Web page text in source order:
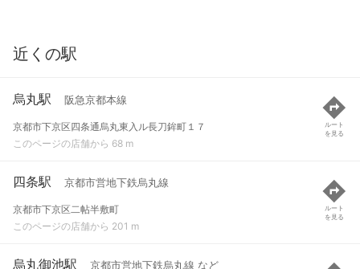
近くの駅
烏丸駅 阪急京都本線
京都市下京区四条通烏丸東入ル長刀鉾町１７
このページの店舗から 68 m
ルート
を見る
四条駅 京都市営地下鉄烏丸線
京都市下京区二帖半敷町
このページの店舗から 201 m
ルート
を見る
烏丸御池駅 京都市営地下鉄烏丸線 など